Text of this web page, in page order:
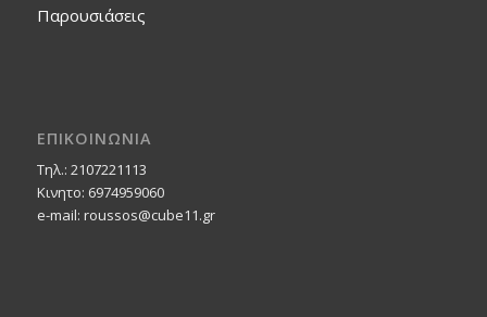
Παρουσιάσεις
ΕΠΙΚΟΙΝΩΝΙΑ
Τηλ.: 2107221113
Κινητο: 6974959060
e-mail: roussos@cube11.gr